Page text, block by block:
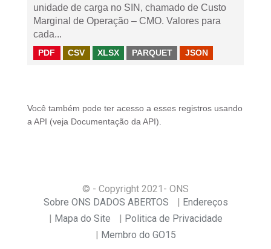
unidade de carga no SIN, chamado de Custo
Marginal de Operação – CMO. Valores para
cada...
PDF CSV XLSX PARQUET JSON
Você também pode ter acesso a esses registros usando
a API (veja Documentação da API ).
© - Copyright 2021 - ONS
Sobre ONS DADOS ABERTOS
Endereços
Mapa do Site
Politica de Privacidade
Membro do GO15